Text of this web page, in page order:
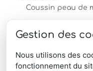
Coussin peau de
MOBILIER en peau
PEAUX
TAPIS
Gestion des
Nous utilisons des
fonctionnement du